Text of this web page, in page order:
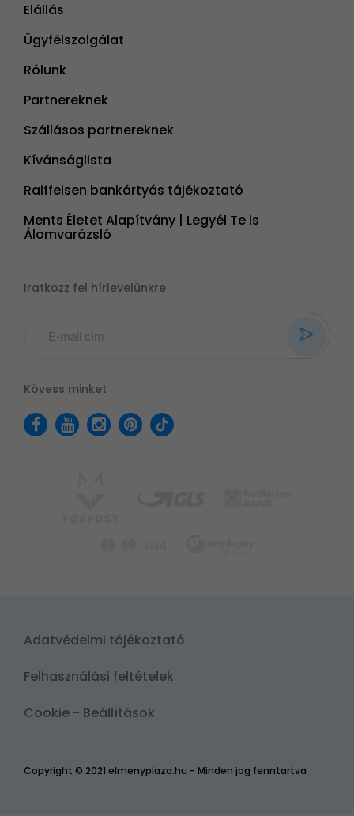
Elállás
Ügyfélszolgálat
Rólunk
Partnereknek
Szállásos partnereknek
Kívánságlista
Raiffeisen bankártyás tájékoztató
Ments Életet Alapítvány | Legyél Te is
Álomvarázsló
Iratkozz fel hírlevelünkre
Kövess minket
Copyright © 2021 elmenyplaza.hu - Minden jog fenntartva
Adatvédelmi tájékoztató
Felhasználási feltételek
Cookie - Beállítások